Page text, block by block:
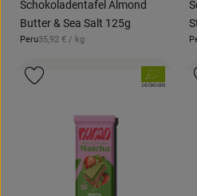
Für Kitas
Privatkunden-Shop
Schokoladentafel Almond
Butter & Sea Salt 125g
, Herkunft:
Peru, Referenzpreis:
35,92 € / kg
,
, Verband:
, Kontrollstelle:
DE-ÖKO-005
Produkt zu Favouriten hinzufügen